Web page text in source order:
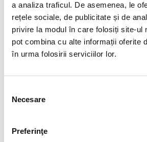
a analiza traficul. De asemenea, le
rețele sociale, de publicitate și de
privire la modul în care folosiți site-ul
pot combina cu alte informații oferite
în urma folosirii serviciilor lor.
consimțământului
Necesare
Preferinţe
Sistem de
sticlă curată
Creează un flux de aer
împiedicând murdărirea
reziduuri.
Dublă
combustie
Optimizează arderea
nearse, crescând
kW
laterali)